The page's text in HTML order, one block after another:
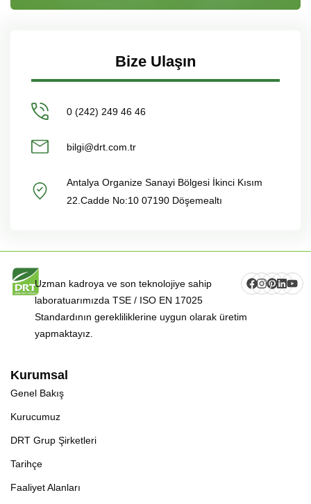
Bize Ulaşın
0 (242) 249 46 46
bilgi@drt.com.tr
Antalya Organize Sanayi Bölgesi İkinci Kısım
22.Cadde No:10 07190 Döşemealtı
Uzman kadroya ve son teknolojiye sahip
laboratuarımızda TSE / ISO EN 17025
Standardının gerekliliklerine uygun olarak üretim
yapmaktayız.
Kurumsal
Genel Bakış
Kurucumuz
DRT Grup Şirketleri
Tarihçe
Faaliyet Alanları